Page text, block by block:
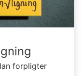
forpligter